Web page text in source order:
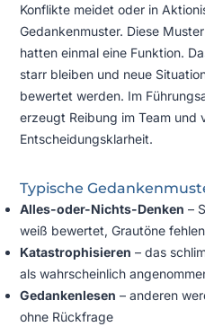
Konflikte meidet oder in
Gedankenmuster. Diese
hatten einmal eine Funktion.
starr bleiben und neue
bewertet werden. Im
erzeugt Reibung im Team und
Entscheidungsklarheit.
Typische
Alles-oder-Nichts-Denken –
weiß bewertet, Grautöne fehlen
Katastrophisieren – das
als wahrscheinlich
Gedankenlesen – anderen
ohne Rückfrage